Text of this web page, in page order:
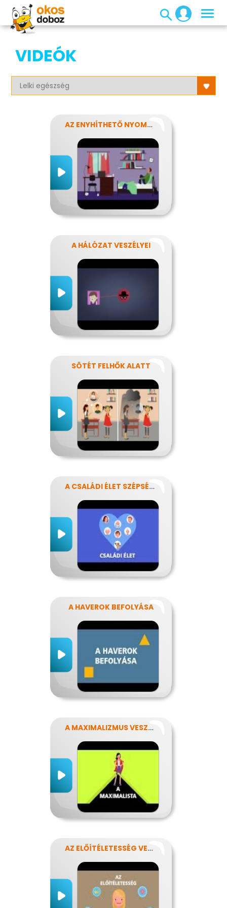
VIDEÓK
AZ ENYHÍTHETŐ NYOMÁS - STRESSZ
A HÁLÓZAT VESZÉLYEI
SÖTÉT FELHŐK ALATT
A CSALÁDI ÉLET SZÉPSÉGEI ÉS NEHÉZSÉGEI
A HAVEROK BEFOLYÁSA
A MAXIMALIZMUS VESZÉLYEI
AZ ELŐÍTÉLETESSÉG VESZÉLYEI